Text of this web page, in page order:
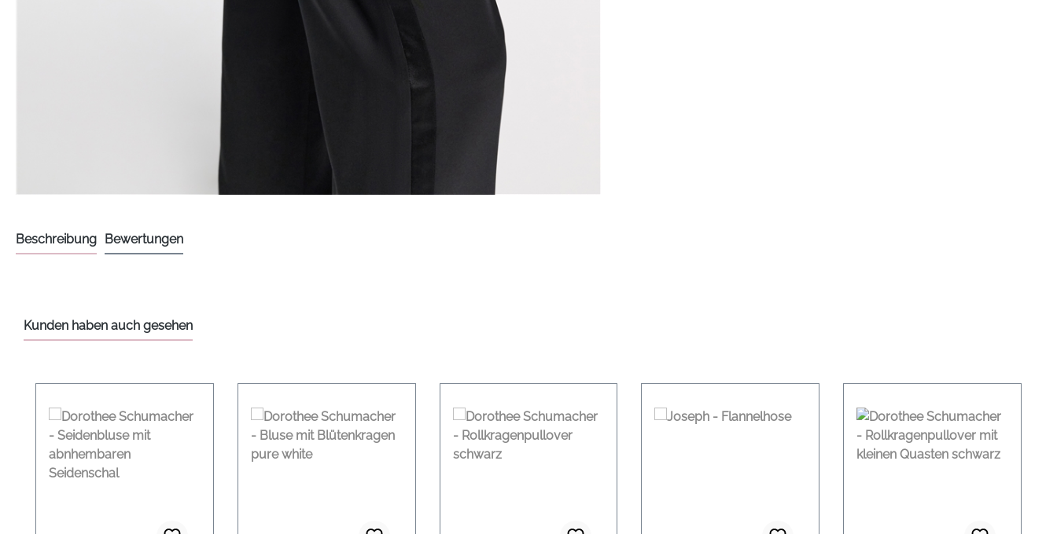
Beschreibung Bewertungen
Kunden haben auch gesehen